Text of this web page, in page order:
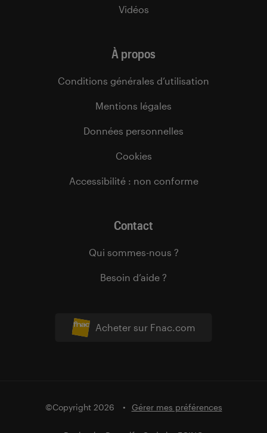
Acheter sur Fnac.com
Vidéos
À propos
Conditions générales d’utilisation
Mentions légales
Données personnelles
Cookies
Accessibilité : non conforme
Contact
Qui sommes-nous ?
Besoin d’aide ?
©Copyright 2026 Gérer mes préférences